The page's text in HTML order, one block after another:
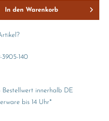
In den Warenkorb
3905-140
innerhalb DE
bis 14 Uhr*